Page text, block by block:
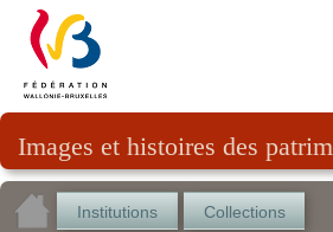
Images et histoires des
Institutions Collections